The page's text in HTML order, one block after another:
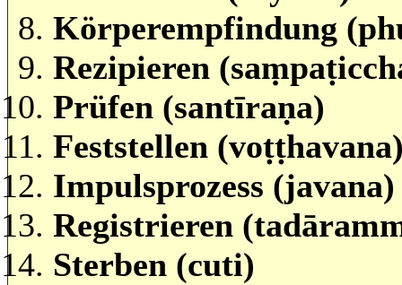
Körperempfindung
Rezipieren
Prüfen (santīraṇa)
Feststellen
Impulsprozess (javana)
Registrieren
Sterben (cuti)